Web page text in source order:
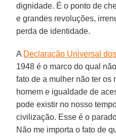
dignidade. É o ponto de
e grandes revoluções,
perda de identidade.
A Declaração Universal
1948 é o marco do qual
fato de a mulher não ter os
homem e igualdade de
pode existir no nosso
civilização. Esse é o
Não me importa o fato de